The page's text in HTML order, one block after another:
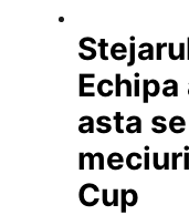
asta
Cup